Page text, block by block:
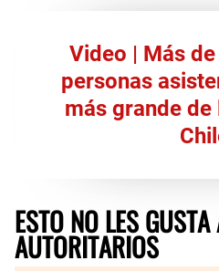
Video | Más
personas
más grande
ESTO NO LES
AUTORITARIOS